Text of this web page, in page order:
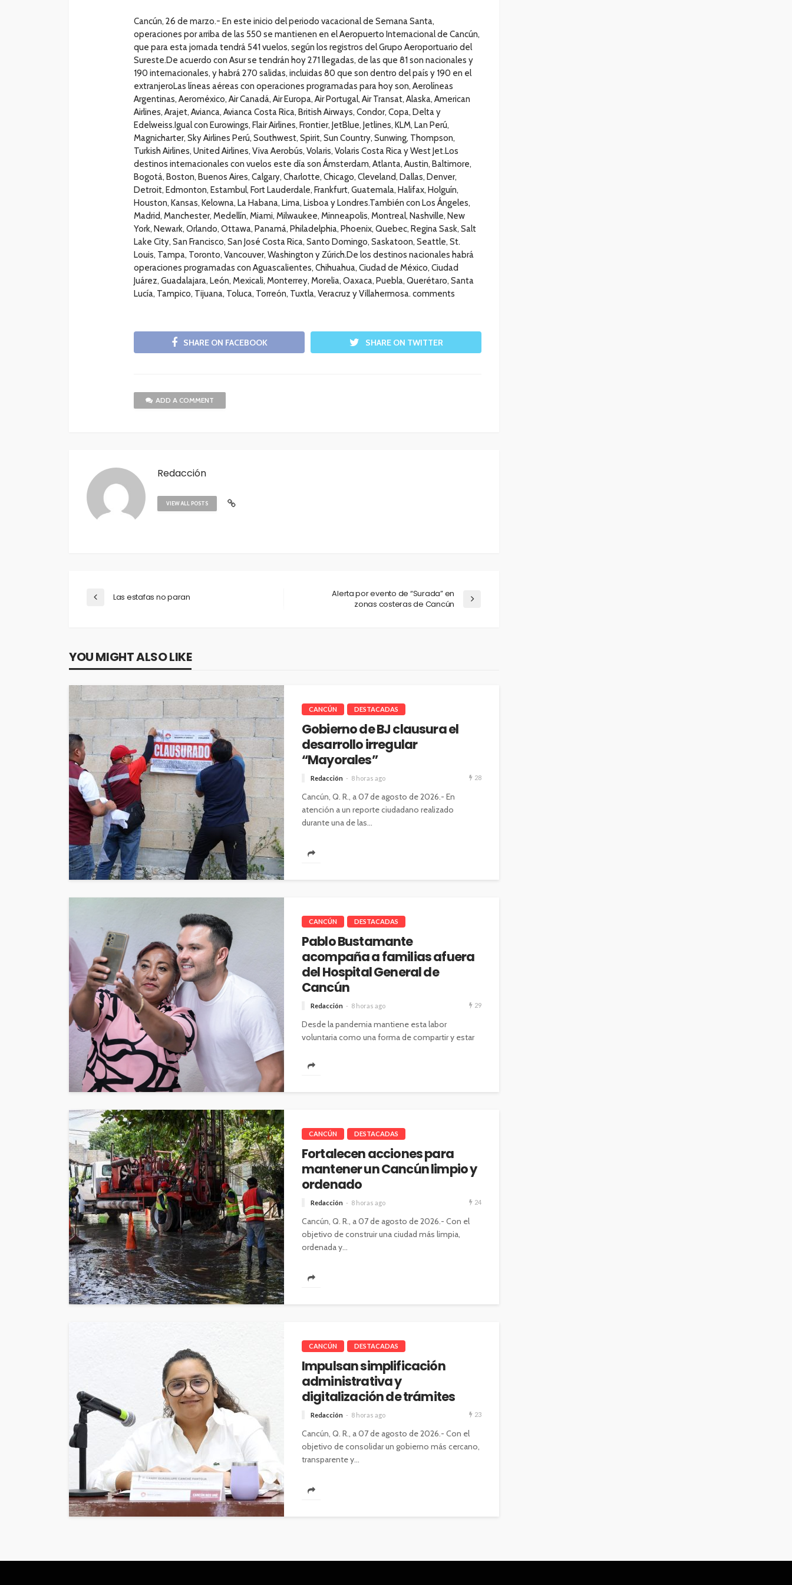
Cancún, 26 de marzo.- En este inicio del periodo vacacional de Semana Santa,
operaciones por arriba de las 550 se mantienen en el Aeropuerto Internacional de Cancún,
que para esta jornada tendrá 541 vuelos, según los registros del Grupo Aeroportuario del
Sureste.De acuerdo con Asur se tendrán hoy 271 llegadas, de las que 81 son nacionales y
190 internacionales, y habrá 270 salidas, incluidas 80 que son dentro del país y 190 en el
extranjeroLas líneas aéreas con operaciones programadas para hoy son, Aerolíneas
Argentinas, Aeroméxico, Air Canadá, Air Europa, Air Portugal, Air Transat, Alaska, American
Airlines, Arajet, Avianca, Avianca Costa Rica, British Airways, Condor, Copa, Delta y
Edelweiss.Igual con Eurowings, Flair Airlines, Frontier, JetBlue, Jetlines, KLM, Lan Perú,
Magnicharter, Sky Airlines Perú, Southwest, Spirit, Sun Country, Sunwing, Thompson,
Turkish Airlines, United Airlines, Viva Aerobús, Volaris, Volaris Costa Rica y West Jet.Los
destinos internacionales con vuelos este día son Ámsterdam, Atlanta, Austin, Baltimore,
Bogotá, Boston, Buenos Aires, Calgary, Charlotte, Chicago, Cleveland, Dallas, Denver,
Detroit, Edmonton, Estambul, Fort Lauderdale, Frankfurt, Guatemala, Halifax, Holguín,
Houston, Kansas, Kelowna, La Habana, Lima, Lisboa y Londres.También con Los Ángeles,
Madrid, Manchester, Medellín, Miami, Milwaukee, Minneapolis, Montreal, Nashville, New
York, Newark, Orlando, Ottawa, Panamá, Philadelphia, Phoenix, Quebec, Regina Sask, Salt
Lake City, San Francisco, San José Costa Rica, Santo Domingo, Saskatoon, Seattle, St.
Louis, Tampa, Toronto, Vancouver, Washington y Zúrich.De los destinos nacionales habrá
operaciones programadas con Aguascalientes, Chihuahua, Ciudad de México, Ciudad
Juárez, Guadalajara, León, Mexicali, Monterrey, Morelia, Oaxaca, Puebla, Querétaro, Santa
Lucía, Tampico, Tijuana, Toluca, Torreón, Tuxtla, Veracruz y Villahermosa. comments
SHARE ON FACEBOOK SHARE ON TWITTER
ADD A COMMENT
Redacción
VIEW ALL POSTS
Las estafas no paran
Alerta por evento de “Surada” en
zonas costeras de Cancún
YOU MIGHT ALSO LIKE
CANCÚN DESTACADAS
Gobierno de BJ clausura el
desarrollo irregular
“Mayorales”
Redacción 8 horas ago 28
Cancún, Q. R., a 07 de agosto de 2026.- En
atención a un reporte ciudadano realizado
durante una de las...
CANCÚN DESTACADAS
Pablo Bustamante
acompaña a familias afuera
del Hospital General de
Cancún
Redacción 8 horas ago 29
Desde la pandemia mantiene esta labor
voluntaria como una forma de compartir y estar
CANCÚN DESTACADAS
Fortalecen acciones para
mantener un Cancún limpio y
ordenado
Redacción 8 horas ago 24
Cancún, Q. R., a 07 de agosto de 2026.- Con el
objetivo de construir una ciudad más limpia,
ordenada y...
CANCÚN DESTACADAS
Impulsan simplificación
administrativa y
digitalización de trámites
Redacción 8 horas ago 23
Cancún, Q. R., a 07 de agosto de 2026.- Con el
objetivo de consolidar un gobierno más cercano,
transparente y...